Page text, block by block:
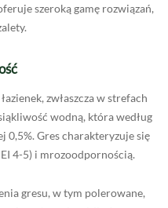
szeroką gamę rozwiązań,
zwłaszcza w strefach
wodną, która według
Gres charakteryzuje się
4-5) i mrozoodpornością.
gresu, w tym polerowane,